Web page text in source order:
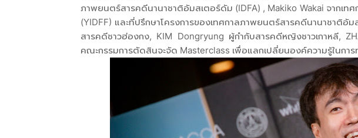
ภาพยนตร์สารคดีนานาชาติอัมสเตอร์ดัม (IDFA) , Makiko Wakai จากเท
(YIDFF) และที่ปรึกษาโครงการของเทศกาลภาพยนตร์สารคดีนานาชาติอั
สารคดีชาวฮ่องกง, KIM Dongryung ผู้กำกับสารคดีหญิงชาวเกาหลี,
คณะกรรมการตัดสินจะจัด Masterclass เพื่อแลกเปลี่ยนองค์ความรู้ในก